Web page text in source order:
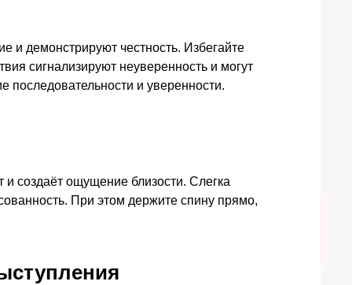
и демонстрируют честность. Избегайте
сигнализируют неуверенность и могут
последовательности и уверенности.
и создаёт ощущение близости. Слегка
При этом держите спину прямо,